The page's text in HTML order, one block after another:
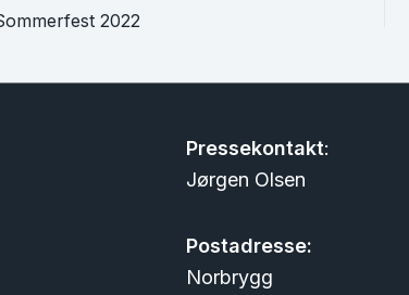
2022
Pressekontakt:
Jørgen Olsen
Postadresse:
Norbrygg